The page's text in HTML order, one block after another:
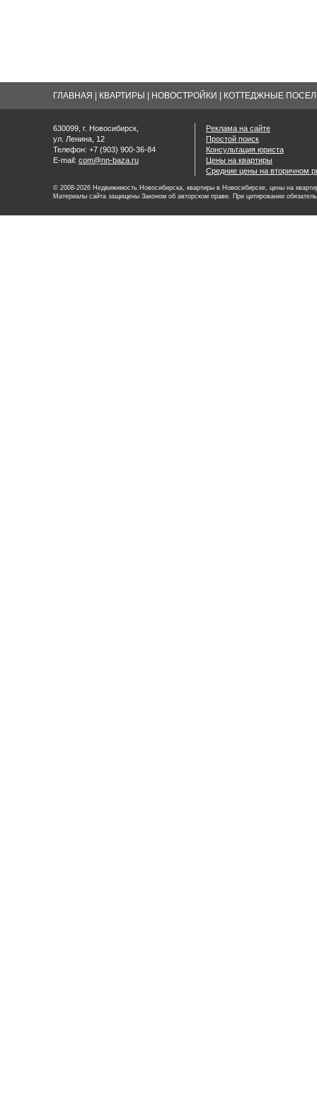
ГЛАВНАЯ КВАРТИРЫ НОВОСТРОЙКИ КОТТЕДЖНЫЕ
630099, г. Новосибирск,
ул. Ленина, 12
Телефон: +7 (903) 900-36-84
E-mail: com@nn-baza.ru
Реклама на сайте
Простой поиск
Консультация юриста
Цены на квартиры
Средние цены на вторичном
© 2008-2026 Недвижимость Новосибирска, квартиры в Новосибирске, цены на
Материалы сайта защищены Законом об авторском праве. При цитировании